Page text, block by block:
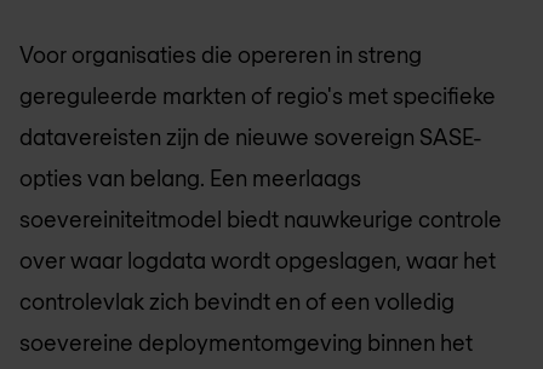
Voor organisaties die opereren in streng
gereguleerde markten of regio's met specifieke
datavereisten zijn de nieuwe sovereign SASE-
opties van belang. Een meerlaags
soevereiniteitmodel biedt nauwkeurige controle
over waar logdata wordt opgeslagen, waar het
controlevlak zich bevindt en of een volledig
soevereine deploymentomgeving binnen het